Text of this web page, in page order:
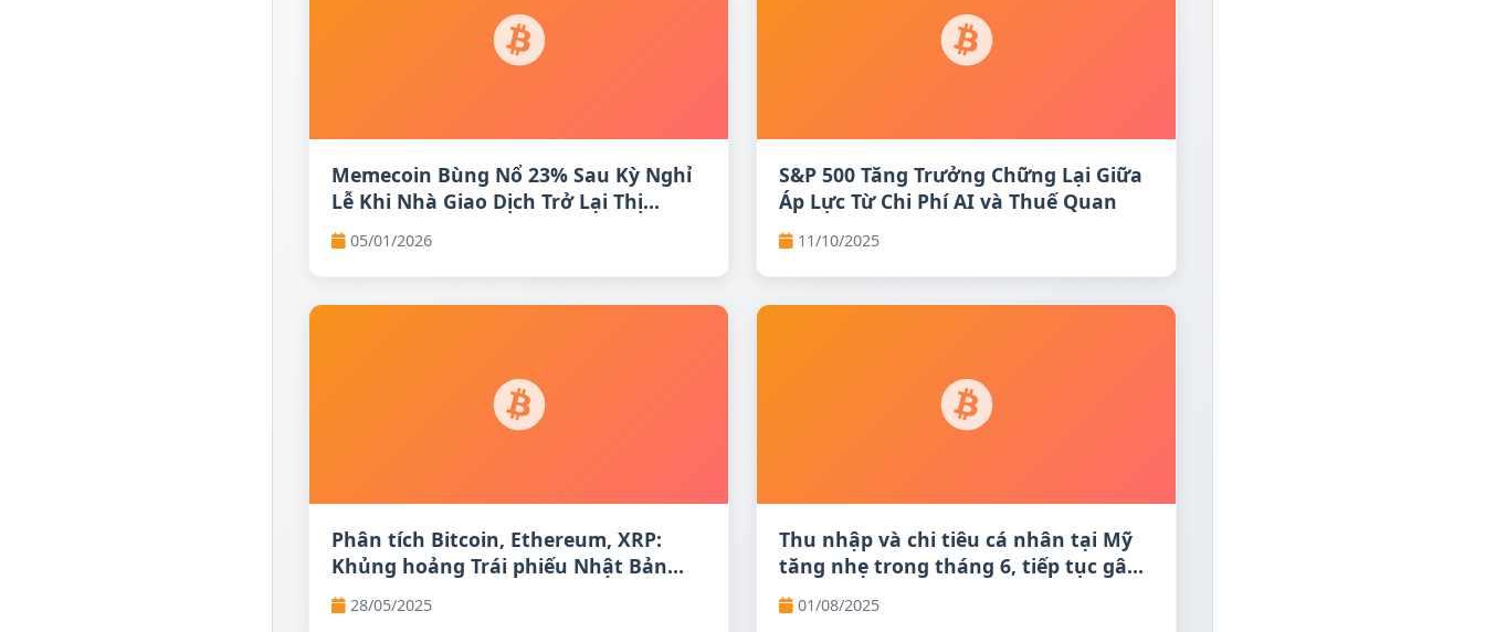
Memecoin Bùng Nổ 23% Sau Kỳ Nghỉ
Lễ Khi Nhà Giao Dịch Trở Lại Thị
Trường
05/01/2026
S&P 500 Tăng Trưởng Chững Lại Giữa
Áp Lực Từ Chi Phí AI và Thuế Quan
11/10/2025
Phân tích Bitcoin, Ethereum, XRP:
Khủng hoảng Trái phiếu Nhật Bản
đang vẽ nên viễn cảnh tăng giá mạnh
| FXEmpire
28/05/2025
Thu nhập và chi tiêu cá nhân tại Mỹ
tăng nhẹ trong tháng 6, tiếp tục gây
áp lực lên triển vọng chính sách của
Fed
01/08/2025